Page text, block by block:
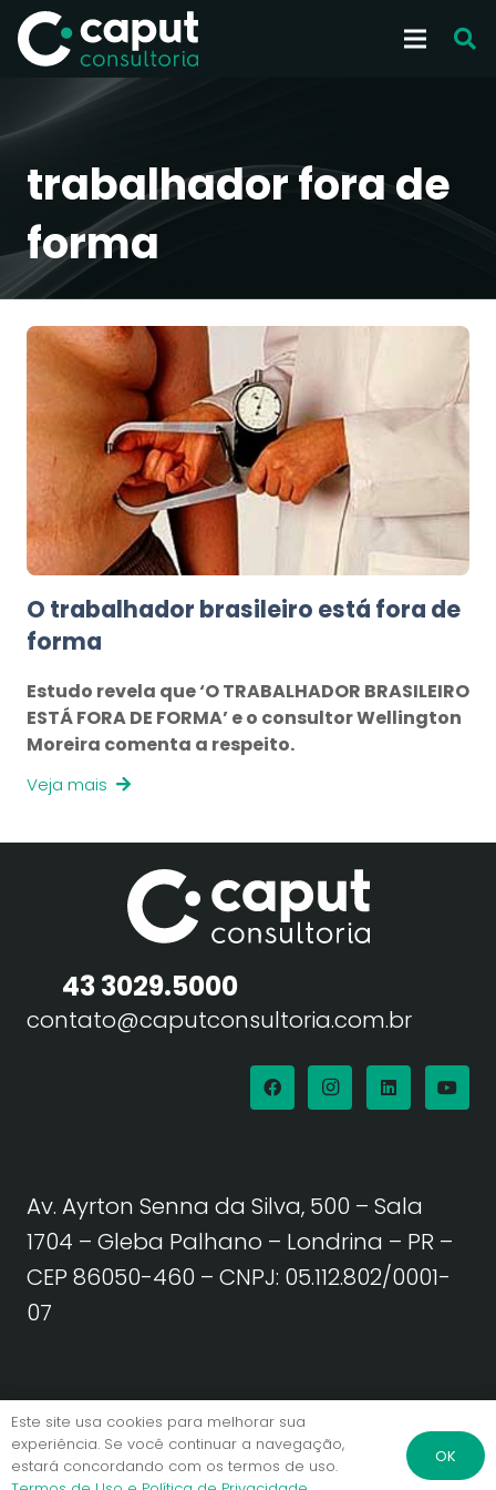
trabalhador fora de
forma
O trabalhador brasileiro está fora de
forma
Estudo revela que ‘O TRABALHADOR BRASILEIRO
ESTÁ FORA DE FORMA’ e o consultor Wellington
Moreira comenta a respeito.
Veja mais
43 3029.5000
contato@caputconsultoria.com.br
Av. Ayrton Senna da Silva, 500 – Sala
1704 – Gleba Palhano – Londrina – PR –
CEP 86050-460 – CNPJ: 05.112.802/0001-
07
Política de Privacidade | Termos de Uso
© Caput Consultoria. Todos os direitos reservados.
Este site usa cookies para melhorar sua
experiência. Se você continuar a navegação,
estará concordando com os termos de uso.
OK